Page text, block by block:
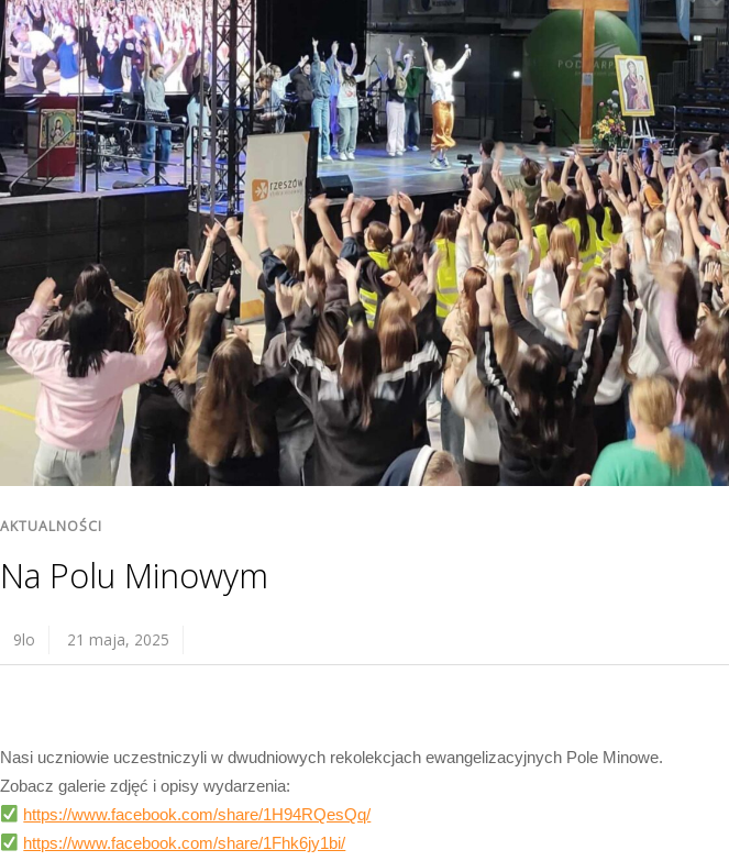
AKTUALNOŚCI
Na Polu Minowym
9lo 21 maja, 2025
Nasi uczniowie uczestniczyli w dwudniowych rekolekcjach ewangelizacyjnych Pole Minowe.
Zobacz galerie zdjęć i opisy wydarzenia:
https://www.facebook.com/share/1H94RQesQq/
https://www.facebook.com/share/1Fhk6jy1bi/